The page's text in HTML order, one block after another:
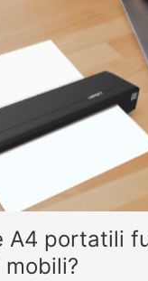
A4 portatili